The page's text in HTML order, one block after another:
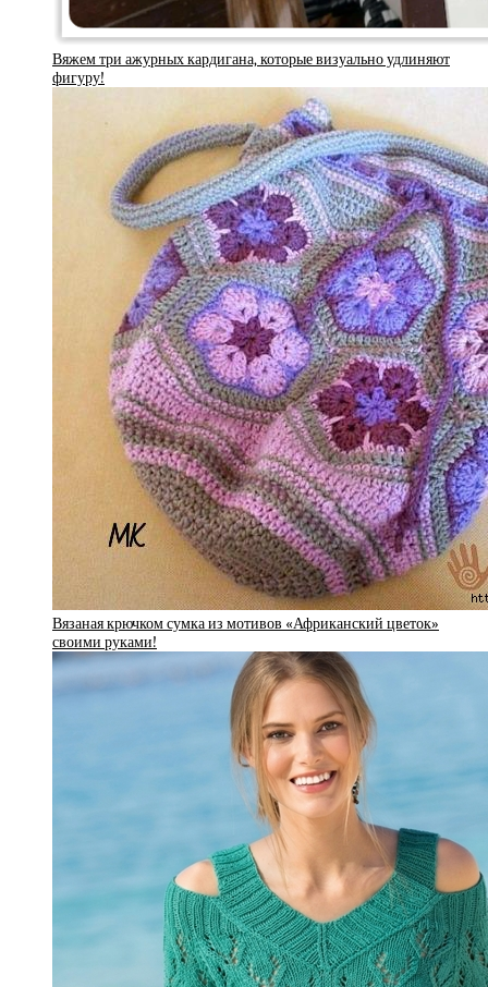
Вяжем три ажурных кардигана, которые визуально удлиняют
фигуру!
Вязаная крючком сумка из мотивов «Африканский цветок»
своими руками!